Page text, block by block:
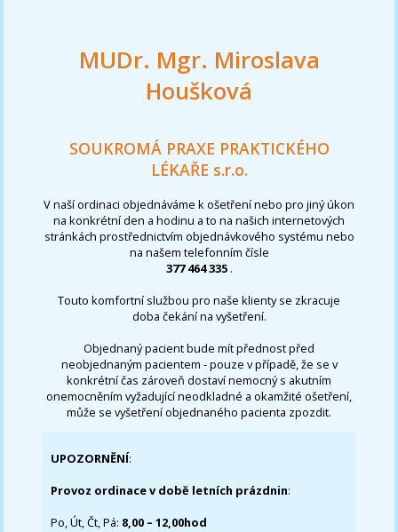
MUDr. Mgr. Miroslava
Houšková
SOUKROMÁ PRAXE PRAKTICKÉHO
LÉKAŘE s.r.o.
V naší ordinaci objednáváme k ošetření nebo pro jiný úkon
na konkrétní den a hodinu a to na našich internetových
stránkách prostřednictvím objednávkového systému nebo
na našem telefonním čísle
377 464 335 .
Touto komfortní službou pro naše klienty se zkracuje
doba čekání na vyšetření.
Objednaný pacient bude mít přednost před
neobjednaným pacientem - pouze v případě, že se v
konkrétní čas zároveň dostaví nemocný s akutním
onemocněním vyžadující neodkladné a okamžité ošetření,
může se vyšetření objednaného pacienta zpozdit.
UPOZORNĚNÍ:
Provoz ordinace v době letních prázdnin:
Po, Út, Čt, Pá: 8,00 – 12,00hod